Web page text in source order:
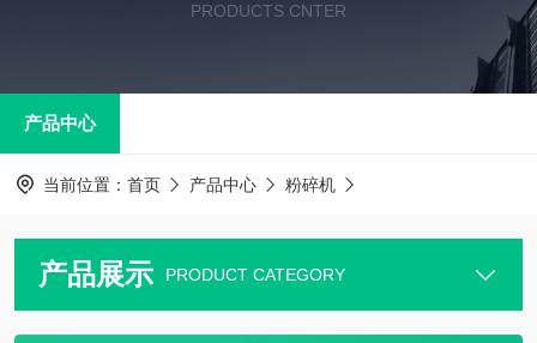
PRODUCTS CNTER
产品中心
当前位置： 首页 产品中心 粉碎机
产品展示 PRODUCT CATEGORY